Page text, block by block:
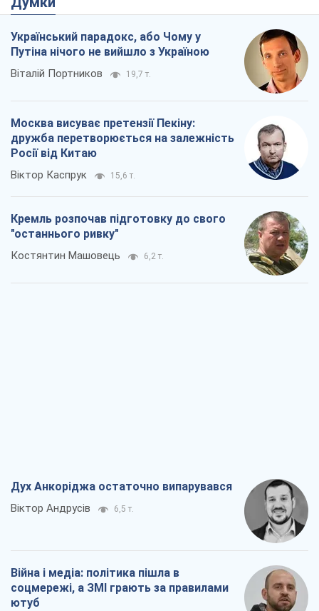
Український парадокс, або Чому у
Путіна нічого не вийшло з Україною
Віталій Портников 19,7 т.
Москва висуває претензії Пекіну:
дружба перетворюється на залежність
Росії від Китаю
Віктор Каспрук 15,6 т.
Кремль розпочав підготовку до свого
"останнього ривку"
Костянтин Машовець 6,2 т.
Дух Анкоріджа остаточно випарувався
Віктор Андрусів 6,5 т.
Війна і медіа: політика пішла в
соцмережі, а ЗМІ грають за правилами
ютуб